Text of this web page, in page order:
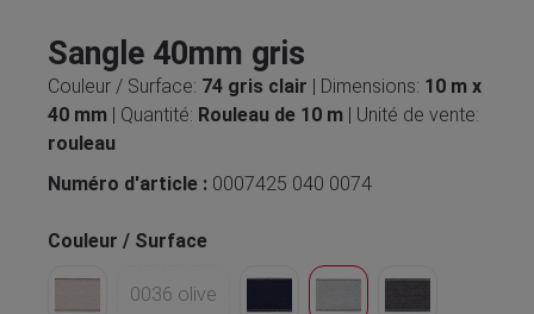
Sangle 40mm gris
Couleur / Surface: 74 gris clair | Dimensions: 10 m x
40 mm | Quantité: Rouleau de 10 m | Unité de vente:
rouleau
Numéro d'article : 0007425 040 0074
Couleur / Surface
0036 olive